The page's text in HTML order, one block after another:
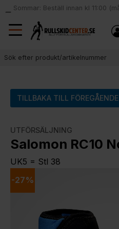
Meny
local_shipping
Sommar: Beställ innan kl 11:00
samma dag
TILLBAKA TILL
UTFÖRSÄLJNING
Salomon RC10
UK5 = Stl 38
27%